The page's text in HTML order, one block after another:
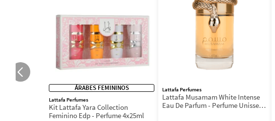
ÁRABES FEMININOS
Lattafa Perfumes
Kit Lattafa Yara Collection
Feminino Edp - Perfume 4x25ml
Lattafa Perfumes
Lattafa Musamam White Intense
Eau De Parfum - Perfume Unissex